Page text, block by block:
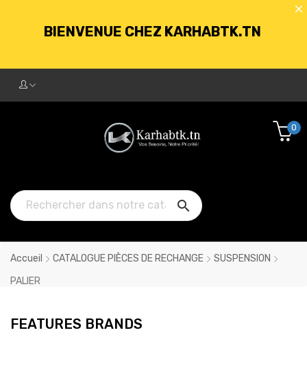
BIENVENUE CHEZ KARHABTK.TN
250DT D'ACHATS

0
Accueil CATALOGUE PIÈCES DE RECHANGE
SUSPENSION
PALIER
FEATURES BRANDS